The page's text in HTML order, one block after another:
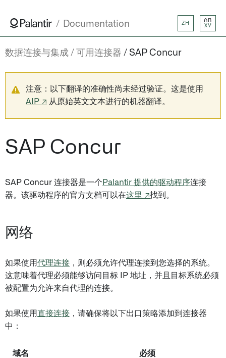
Documentation ZH
AB
XY
数据连接与集成 可用连接器 SAP Concur
注意：以下翻译的准确性尚未经过验证。这是使用
AIP ↗ 从原始英文文本进行的机器翻译。
SAP Concur
SAP Concur 连接器是一个 Palantir 提供的驱动程序连接
器。该驱动程序的官方文档可以在这里 ↗找到。
网络
如果使用代理连接 ，则必须允许代理连接到您选择的系统。
这意味着代理必须能够访问目标 IP 地址，并且目标系统必须
被配置为允许来自代理的连接。
如果使用 直接连接 ，请确保将以下出口策略添加到连接器
中：
域名 必须